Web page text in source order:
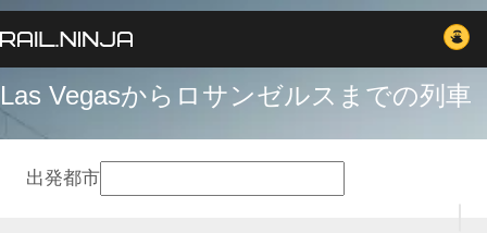
Las Vegasからロサンゼルスまでの列車
出発都市